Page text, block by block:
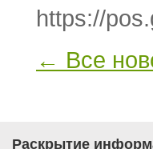
https://
← Все
Раскрытие